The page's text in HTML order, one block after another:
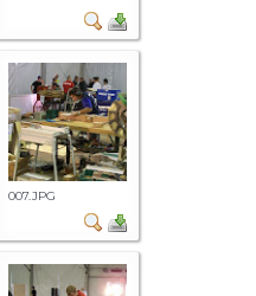
007.JPG